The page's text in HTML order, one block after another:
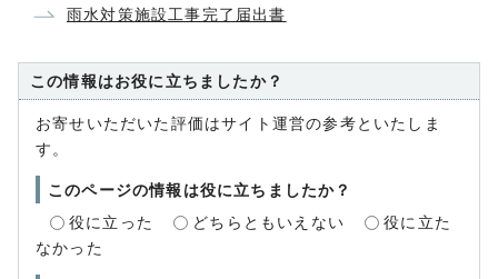
雨水対策施設工事完了届出書
この情報はお役に立ちましたか？
お寄せいただいた評価はサイト運営の参考といたしま
す。
このページの情報は役に立ちましたか？
役に立った
どちらともいえない
役に立た
なかった